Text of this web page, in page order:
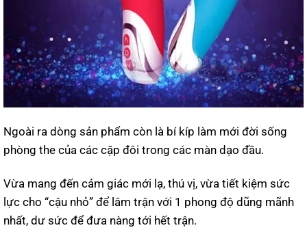
Ngoài ra dòng sản phẩm còn là bí kíp làm mới đời sống
phòng the của các cặp đôi trong các màn dạo đầu.
Vừa mang đến cảm giác mới lạ, thú vị, vừa tiết kiệm sức
lực cho “cậu nhỏ” để lâm trận với 1 phong độ dũng mãnh
nhất, dư sức để đưa nàng tới hết trận.